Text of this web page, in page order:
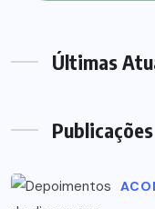
Últimas
Publicações